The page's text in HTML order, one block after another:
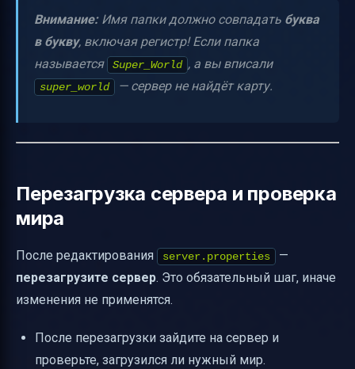
Внимание:Имя папки должно совпадать буква
в букву, включая регистр! Если папка
называется
Super_World , а вы вписали
super_world — сервер не найдёт карту.
Перезагрузка сервера и проверка
мира
После редактирования server.properties
—
перезагрузите сервер. Это обязательный шаг, иначе
изменения не применятся.
После перезагрузки зайдите на сервер и
проверьте, загрузился ли нужный мир.